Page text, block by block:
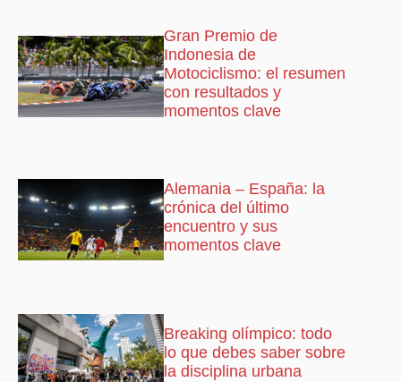
Gran Premio de
Indonesia de
Motociclismo: el resumen
con resultados y
momentos clave
Alemania – España: la
crónica del último
encuentro y sus
momentos clave
Breaking olímpico: todo
lo que debes saber sobre
la disciplina urbana